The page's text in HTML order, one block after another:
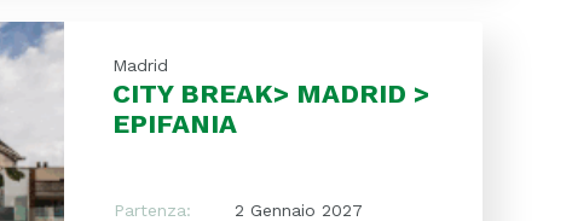
Madrid
CITY BREAK> MADRID >
EPIFANIA
Partenza:
2 Gennaio 2027